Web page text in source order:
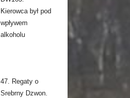
Kierowca był pod
wpływem
alkoholu
47. Regaty o
Srebrny Dzwon.